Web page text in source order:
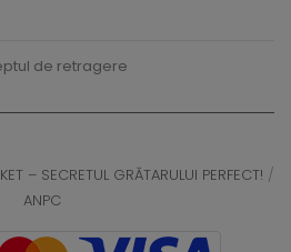
de retragere
– SECRETUL GRĂTARULUI PERFECT! /
ANPC